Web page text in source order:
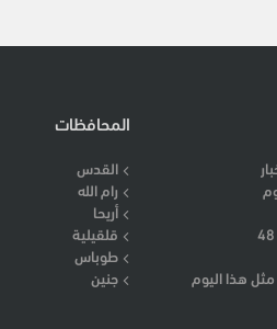
هذا اليوم
المحافظات
القدس
رام الله
أريحا
قلقيلية
طوباس
جنين